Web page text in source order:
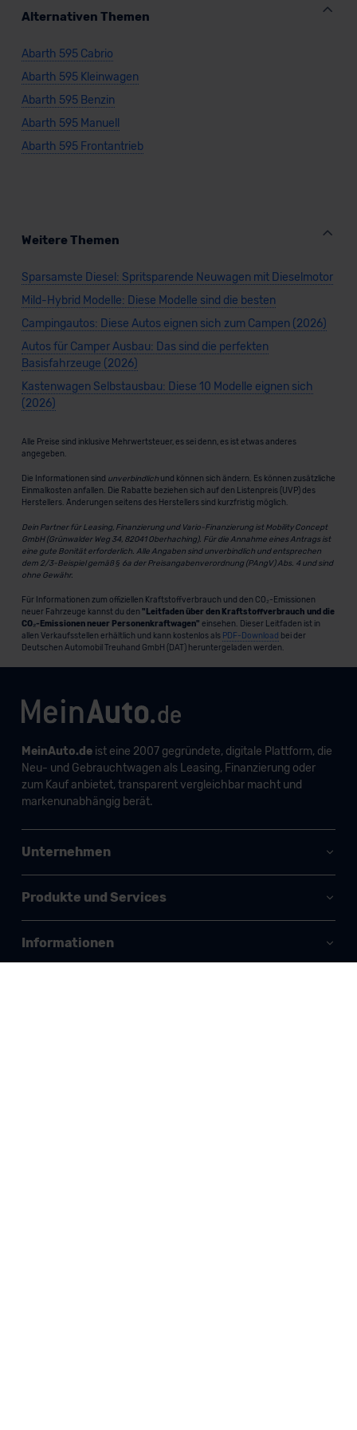
Standarddatenschutzklauseln (Art. 46 Abs. 2 lit. c
erteilen. Nähere Informationen zu den bestehenden
Datenschutzklauseln können Sie über den Kontakt zu
unserem Datenschutzbeauftragten unter
datenschutz@meinauto.de anfordern.
Datenschutzerklärung
Alternativen Themen
Abarth 595 Cabrio
Abarth 595 Kleinwagen
Abarth 595 Benzin
Abarth 595 Manuell
Abarth 595 Frontantrieb
Weitere Themen
Sparsamste Diesel: Spritsparende Neuwagen mit Dieselmotor
Mild-Hybrid Modelle: Diese Modelle sind die besten
Campingautos: Diese Autos eignen sich zum Campen (2026)
Autos für Camper Ausbau: Das sind die perfekten
Basisfahrzeuge (2026)
Kastenwagen Selbstausbau: Diese 10 Modelle eignen sich
(2026)
Alle Preise sind inklusive Mehrwertsteuer, es sei denn, es ist etwas anderes
angegeben.
Die Informationen sind unverbindlichund können sich ändern. Es können zusätzliche
Einmalkosten anfallen. Die Rabatte beziehen sich auf den Listenpreis (UVP) des
Herstellers. Änderungen seitens des Herstellers sind kurzfristig möglich.
Dein Partner für Leasing, Finanzierung und Vario-Finanzierung ist Mobility Concept
GmbH (Grünwalder Weg 34, 82041 Oberhaching). Für die Annahme eines Antrags ist
eine gute Bonität erforderlich. Alle Angaben sind unverbindlich und entsprechen
dem 2/3-Beispiel gemäß § 6a der Preisangabenverordnung (PAngV) Abs. 4 und sind
ohne Gewähr.
Für Informationen zum offiziellen Kraftstoffverbrauch und den CO₂-Emissionen
neuer Fahrzeuge kannst du den "Leitfaden über den Kraftstoffverbrauch und die
CO₂-Emissionen neuer Personenkraftwagen" einsehen. Dieser Leitfaden ist in
allen Verkaufsstellen erhältlich und kann kostenlos als PDF-Download bei der
Deutschen Automobil Treuhand GmbH (DAT) heruntergeladen werden.
MeinAuto.deist eine 2007 gegründete, digitale Plattform, die
Neu- und Gebrauchtwagen als Leasing, Finanzierung oder
zum Kauf anbietet, transparent vergleichbar macht und
markenunabhängig berät.
Unternehmen
Produkte und Services
Informationen